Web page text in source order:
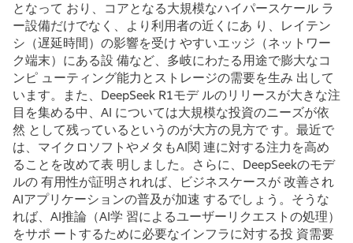
となって おり、コアとなる大規模なハイパースケール ラ
ー設備だけでなく、より利用者の近くにあ り、レイテン
シ（遅延時間）の影響を受け やすいエッジ（ネットワー
ク端末）にある設 備など、多岐にわたる用途で膨大なコ
ンピ ューティング能力とストレージの需要を生み 出して
います。また、DeepSeek R1モデ ルのリリースが大きな注
目を集める中、AI については大規模な投資のニーズが依
然 として残っているというのが大方の見方で す。最近で
は、マイクロソフトやメタもAI関 連に対する注力を高め
ることを改めて表 明しました。さらに、DeepSeekのモデ
ルの 有用性が証明されれば、ビジネスケースが 改善され
AIアプリケーションの普及が加速 するでしょう。そうな
れば、AI推論（AI学 習によるユーザーリクエストの処理）
をサポ ートするために必要なインフラに対する投 資需要